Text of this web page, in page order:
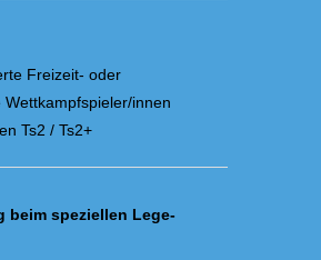
Freizeit- oder
innen
Ts2 / Ts2+
beim speziellen Lege-